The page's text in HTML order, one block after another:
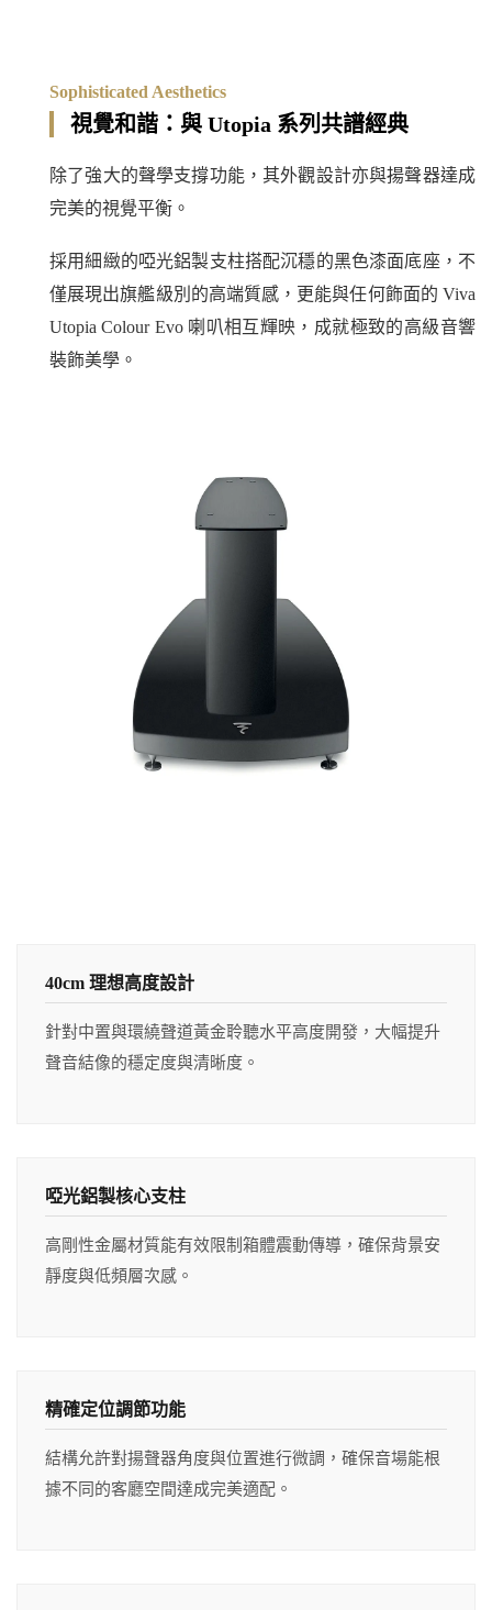
Sophisticated Aesthetics
視覺和諧：與 Utopia 系列共譜經典
除了強大的聲學支撐功能，其外觀設計亦與揚聲器達成
完美的視覺平衡。
採用細緻的啞光鋁製支柱搭配沉穩的黑色漆面底座，不
僅展現出旗艦級別的高端質感，更能與任何飾面的 Viva
Utopia Colour Evo 喇叭相互輝映，成就極致的高級音響
裝飾美學。
40cm 理想高度設計
針對中置與環繞聲道黃金聆聽水平高度開發，大幅提升
聲音結像的穩定度與清晰度。
啞光鋁製核心支柱
高剛性金屬材質能有效限制箱體震動傳導，確保背景安
靜度與低頻層次感。
精確定位調節功能
結構允許對揚聲器角度與位置進行微調，確保音場能根
據不同的客廳空間達成完美適配。